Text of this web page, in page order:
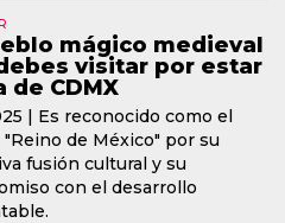
mágico medieval
visitar por estar
de CDMX
| Es reconocido como el
de México" por su
fusión cultural y su
con el desarrollo